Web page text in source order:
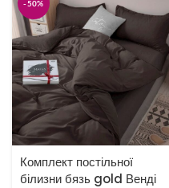
-50%
Комплект постільної
білизни бязь gold Венді